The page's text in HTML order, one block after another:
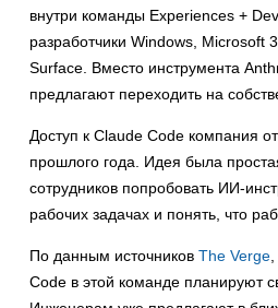
внутри команды Experiences +
разработчики Windows, Microsoft
Surface. Вместо инструмента
предлагают переходить на
Доступ к Claude Code компания
прошлого года. Идея была
сотрудников попробовать ИИ-
рабочих задачах и понять, что
По данным источников The Verge
Code в этой команде планируют